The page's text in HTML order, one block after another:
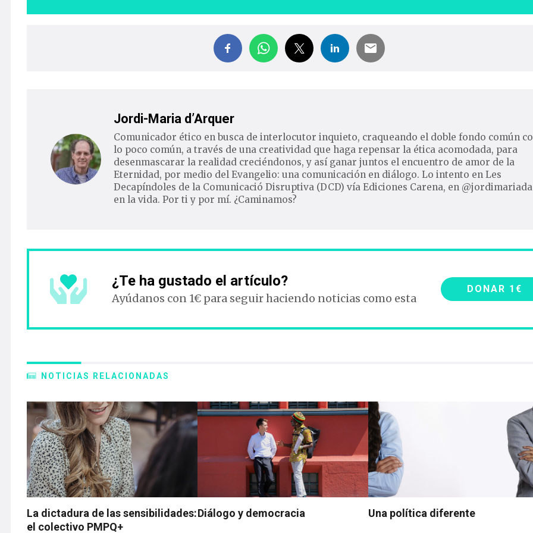
Jordi-Maria d’Arquer
Comunicador ético en busca de interlocutor inquieto, craqueando el doble fondo común
lo poco común, a través de una creatividad que haga repensar la ética acomodada, para
desenmascarar la realidad creciéndonos, y así ganar juntos el encuentro de amor de la
Eternidad, por medio del Evangelio: una comunicación en diálogo. Lo intento en Les
Decapíndoles de la Comunicació Disruptiva (DCD) vía Ediciones Carena, en
en la vida. Por ti y por mí. ¿Caminamos?
¿Te ha gustado el artículo?
Ayúdanos con 1€ para seguir haciendo noticias como esta
DONAR 1€
NOTICIAS RELACIONADAS
La dictadura de las sensibilidades:
el colectivo PMPQ+
Diálogo y democracia Una política diferente